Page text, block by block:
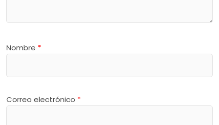
Nombre *
Correo electrónico *